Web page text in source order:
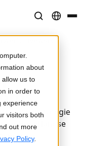
about
us to
in order to
experience
visitors both
out more
Policy.
Livewords
groeistrategie
de Nederlandse